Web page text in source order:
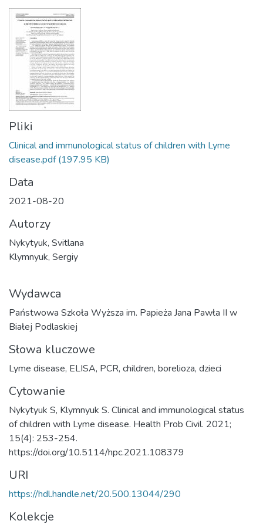
Pliki
Clinical and immunological status of children with Lyme
disease.pdf (197.95 KB)
Data
2021-08-20
Autorzy
Nykytyuk, Svitlana
Klymnyuk, Sergiy
Wydawca
Państwowa Szkoła Wyższa im. Papieża Jana Pawła II w
Białej Podlaskiej
Słowa kluczowe
Lyme disease, ELISA, PCR, children, borelioza, dzieci
Cytowanie
Nykytyuk S, Klymnyuk S. Clinical and immunological status
of children with Lyme disease. Health Prob Civil. 2021;
15(4): 253-254.
https://doi.org/10.5114/hpc.2021.108379
URI
https://hdl.handle.net/20.500.13044/290
Kolekcje